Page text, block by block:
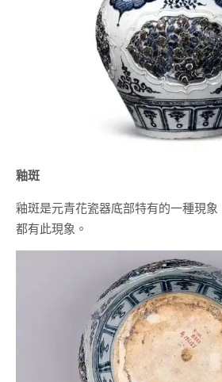
釉斑
釉斑是元青花瓷器底部特有的一種現
都有此現象。